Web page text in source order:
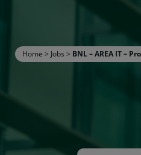
Inserisci i termini di
Home > Jobs > BNL – AREA IT –